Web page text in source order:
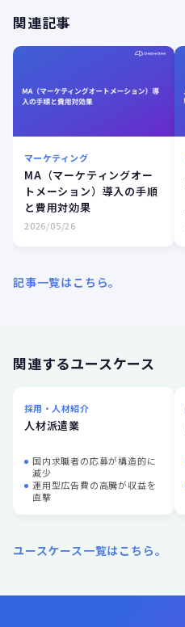
関連記事
マーケティング
MA（マーケティングオー
トメーション）導入の手順
と費用対効果
2026/05/26
記事一覧はこちら。
関連するユースケース
採用・人材紹介
人材派遣業
国内求職者の応募が構造的に
減少
運用型広告費の高騰が収益を
直撃
ユースケース一覧はこちら。